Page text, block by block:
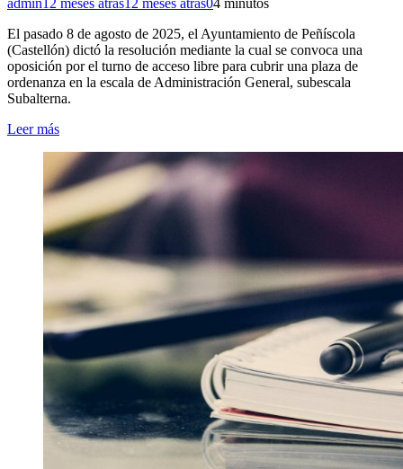
admin12 meses atrás12 meses atrás04 minutos
El pasado 8 de agosto de 2025, el Ayuntamiento de Peñíscola
(Castellón) dictó la resolución mediante la cual se convoca una
oposición por el turno de acceso libre para cubrir una plaza de
ordenanza en la escala de Administración General, subescala
Subalterna.
Leer más